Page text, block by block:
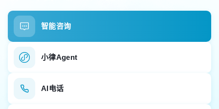
智能咨询
小律Agent
AI电话